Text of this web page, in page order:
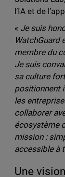
l’IA et de
« Je suis
WatchGuard
membre du
Je suis
sa culture
positionnent
les
collaborer
écosystème
mission :
accessible à
Une